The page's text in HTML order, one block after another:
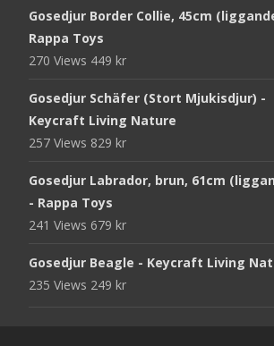
Gosedjur Border Collie, 45cm
Rappa Toys
270 Views 449 kr
Gosedjur Schäfer (Stort Mjukisdjur) -
Keycraft Living Nature
257 Views 829 kr
Gosedjur Labrador, brun, 61cm
- Rappa Toys
241 Views 679 kr
Gosedjur Beagle - Keycraft Living
235 Views 249 kr